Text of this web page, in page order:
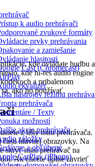
k audio prehrávači
zvukové formáty
prvky prehrávania
a zamiešanie
hlasitosti
Cast (Chromecast)
ekvalizér
nástrojov režimu
prehrávača
/ Texty
možností
akcie prehrávača
záložky
a obľúbené
CarPlay (iPhone)
kde ovládate hudbu a
kde hi-res audio engine
a pribalenom
ako ho používať.
z lišty mini prehrávača.
hlavnej obrazovky. Na
skryť mini prehrávač na
Ak chcete úplne zavrieť